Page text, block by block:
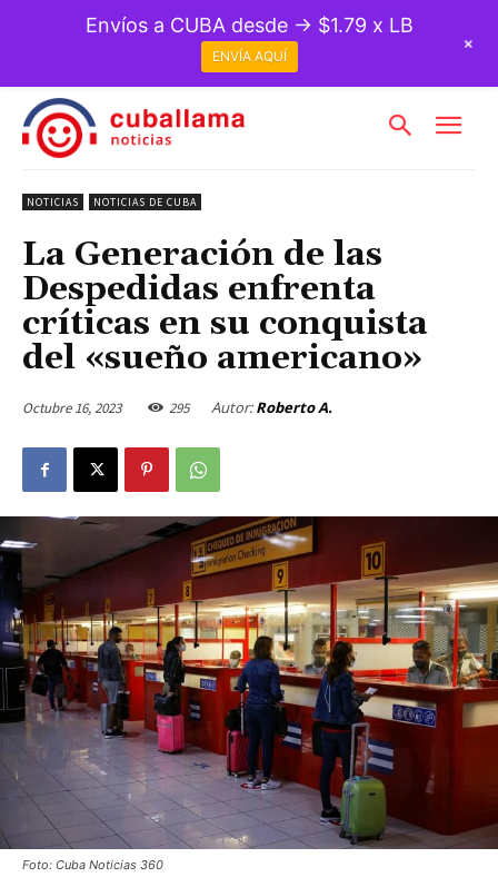
NOTICIAS NOTICIAS DE CUBA
La Generación de las
Despedidas enfrenta
críticas en su conquista
del «sueño americano»
Octubre 16, 2023 295 Autor: Roberto A.
Foto: Cuba Noticias 360
Envíos a CUBA desde → $1.79 x LB
ENVÍA AQUÍ
+